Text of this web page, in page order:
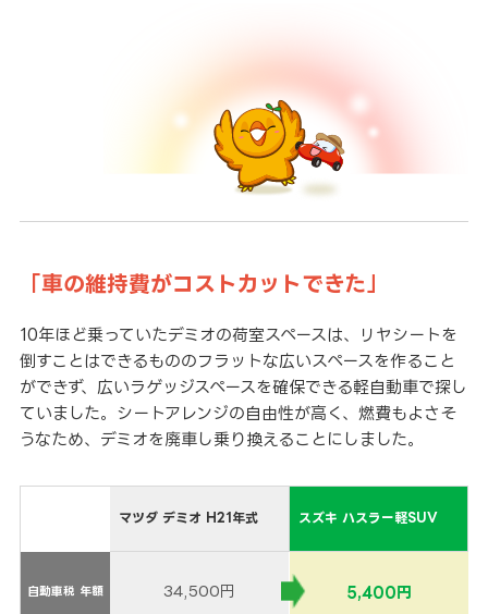
「車の維持費がコストカットできた」
10年ほど乗っていたデミオの荷室スペースは、リヤシートを
倒すことはできるもののフラットな広いスペースを作ること
ができず、広いラゲッジスペースを確保できる軽自動車で探し
ていました。シートアレンジの自由性が高く、燃費もよさそ
うなため、デミオを廃車し乗り換えることにしました。
マツダ デミオ H21年式
自動車税 年額 34,500円
スズキ ハスラー軽SUV
自動車税 年額 5,400円